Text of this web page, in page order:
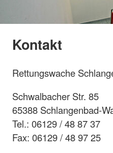
Kontakt
Rettungswache
Schwalbacher Str. 85
65388 Schlangenbad-
Tel.: 06129 / 48 87 37
Fax: 06129 / 48 97 25